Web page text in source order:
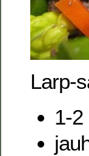
Larp-
1-